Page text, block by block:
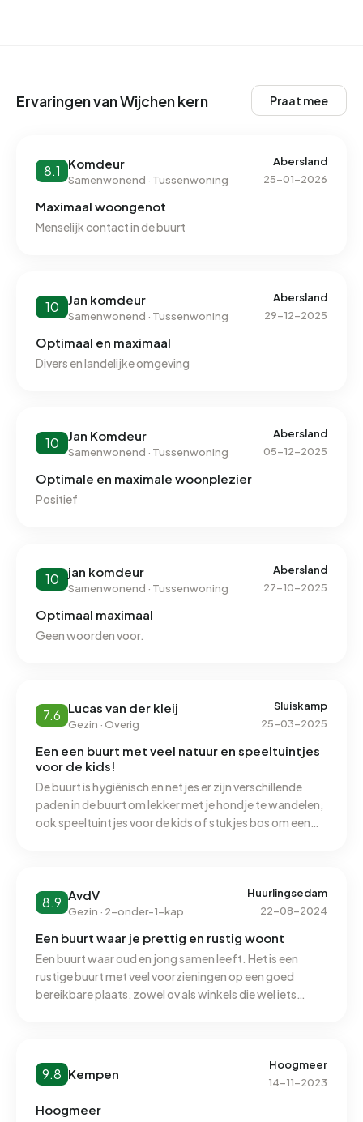
Ervaringen van Wijchen kern Praat mee
8.1 Komdeur
Samenwonend · Tussenwoning
Abersland
25-01-2026
Maximaal woongenot
Menselijk contact in de buurt
10 Jan komdeur
Samenwonend · Tussenwoning
Abersland
29-12-2025
Optimaal en maximaal
Divers en landelijke omgeving
10 Jan Komdeur
Samenwonend · Tussenwoning
Abersland
05-12-2025
Optimale en maximale woonplezier
Positief
10 jan komdeur
Samenwonend · Tussenwoning
Abersland
27-10-2025
Optimaal maximaal
Geen woorden voor.
7.6 Lucas van der kleij
Gezin · Overig
Sluiskamp
25-03-2025
Een een buurt met veel natuur en speeltuintjes
voor de kids!
De buurt is hygiënisch en netjes er zijn verschillende
paden in de buurt om lekker met je hondje te wandelen,
ook speeltuintjes voor de kids of stukjes bos om een
8.9 AvdV
Gezin · 2-onder-1-kap
Huurlingsedam
22-08-2024
Een buurt waar je prettig en rustig woont
Een buurt waar oud en jong samen leeft. Het is een
rustige buurt met veel voorzieningen op een goed
bereikbare plaats, zowel ov als winkels die wel iets
9.8 Kempen
Hoogmeer
14-11-2023
Hoogmeer